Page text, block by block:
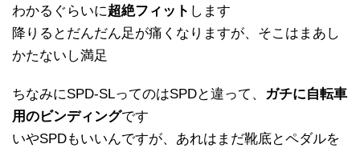
わかるぐらいに超絶フィット します
降りるとだんだん足が痛くなりますが、そこはまあし
かたないし満足
ちなみにSPD-SLってのはSPDと違って、
ガチに自転車
用のビンディングです
いやSPDもいいんですが、あれはまだ靴底とペダルを